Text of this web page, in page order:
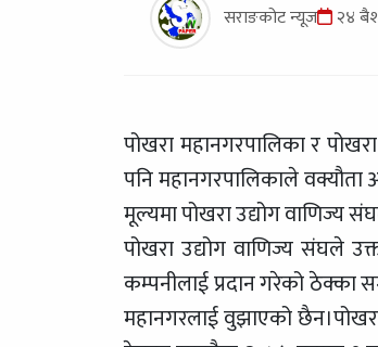
सराङकोट न्यूज २४
पोखरा महानगरपालिका र
पनि महानगरपालिकाले
मूल्यमा पोखरा उद्योग वाणिज्य
पोखरा उद्योग वाणिज्य संघले
कम्पनीलाई प्रदान गरेको ठेक्का
महानगरलाई वुझाएको